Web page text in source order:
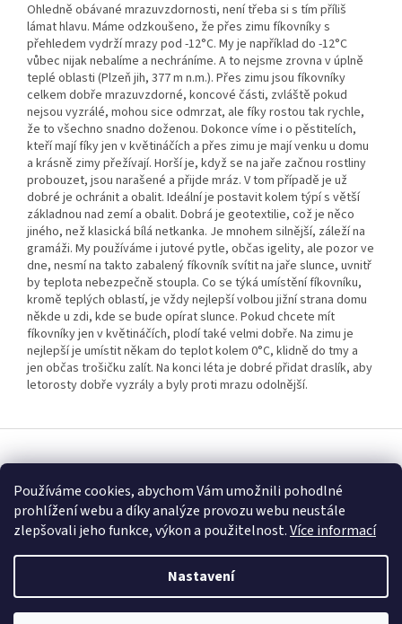
Používáme cookies, abychom Vám umožnili pohodlné
prohlížení webu a díky analýze provozu webu neustále
zlepšovali jeho funkce, výkon a použitelnost.Více informací
Nastavení
Ohledně obávané mrazuvzdornosti, není třeba si s tím příliš
lámat hlavu. Máme odzkoušeno, že přes zimu fíkovníky s
přehledem vydrží mrazy pod -12°C. My je například do -12°C
vůbec nijak nebalíme a nechráníme. A to nejsme zrovna v úplně
teplé oblasti (Plzeň jih, 377 m n.m.). Přes zimu jsou fíkovníky
celkem dobře mrazuvzdorné, koncové části, zvláště pokud
nejsou vyzrálé, mohou sice odmrzat, ale fíky rostou tak rychle,
že to všechno snadno doženou. Dokonce víme i o pěstitelích,
kteří mají fíky jen v květináčích a přes zimu je mají venku u domu
a krásně zimy přežívají. Horší je, když se na jaře začnou rostliny
probouzet, jsou narašené a přijde mráz. V tom případě je už
dobré je ochránit a obalit. Ideální je postavit kolem týpí s větší
základnou nad zemí a obalit. Dobrá je geotextilie, což je něco
jiného, než klasická bílá netkanka. Je mnohem silnější, záleží na
gramáži. My používáme i jutové pytle, občas igelity, ale pozor ve
dne, nesmí na takto zabalený fíkovník svítit na jaře slunce, uvnitř
by teplota nebezpečně stoupla. Co se týká umístění fíkovníku,
kromě teplých oblastí, je vždy nejlepší volbou jižní strana domu
někde u zdi, kde se bude opírat slunce. Pokud chcete mít
fíkovníky jen v květináčích, plodí také velmi dobře. Na zimu je
nejlepší je umístit někam do teplot kolem 0°C, klidně do tmy a
jen občas trošičku zalít. Na konci léta je dobré přidat draslík, aby
letorosty dobře vyzrály a byly proti mrazu odolnější.
á
p
Copyright 2026 Fascinující Paulownia. Všechna práva vyhrazena.